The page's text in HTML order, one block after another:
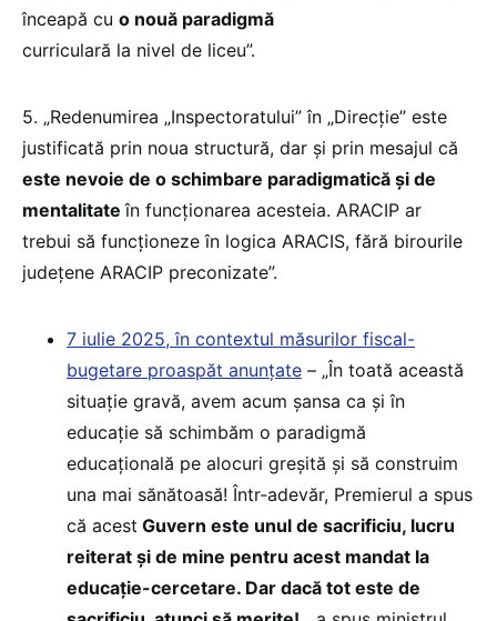
înceapă cu o nouă paradigmă
curriculară la nivel de liceu”.
5. „Redenumirea „Inspectoratului” în „Direcție” este
justificată prin noua structură, dar și prin mesajul că
este nevoie de o schimbare paradigmatică și de
mentalitateîn funcționarea acesteia. ARACIP ar
trebui să funcționeze în logica ARACIS, fără birourile
județene ARACIP preconizate”.
7 iulie 2025, în contextul măsurilor fiscal-
bugetare proaspăt anunțate – „În toată această
situație gravă, avem acum șansa ca și în
educație să schimbăm o paradigmă
educațională pe alocuri greșită și să construim
una mai sănătoasă! Într-adevăr, Premierul a spus
că acest Guvern este unul de sacrificiu, lucru
reiterat și de mine pentru acest mandat la
educație-cercetare. Dar dacă tot este de